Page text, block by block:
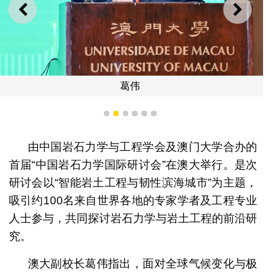
上一则 下一
葛伟
1 2 3 4 5 6
由中国岩石力学与工程学会及澳门大学合办的
首届“中国岩石力学国际研讨会”在澳大举行。是次
研讨会以“智能岩土工程与韧性滨海城市”为主题，
吸引约100名来自世界各地的专家学者及工程专业
人士参与，共同探讨岩石力学与岩土工程的前沿研
究。
澳大副校长葛伟指出，面对全球气候变化与极